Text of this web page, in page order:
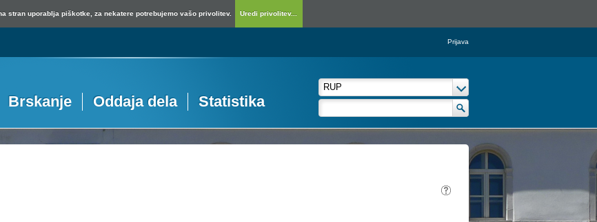
stran uporablja piškotke, za nekatere potrebujemo vašo privolitev. Uredi privolitev...
Prijava
Brskanje Oddaja dela Statistika